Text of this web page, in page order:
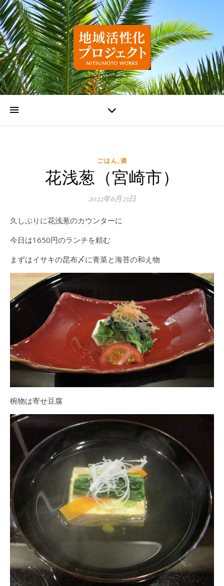
ごはん,酒
花浅葱（宮崎市）
2022年6月25日
久しぶりに花浅葱のカウンターに
今日は1650円のランチを頼む
まずはイサキの昆布〆に青菜と海苔の和え物
椀物は寄せ豆腐